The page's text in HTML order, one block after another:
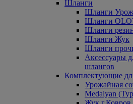
Шланги
Шланги
Шланги
Шланги
Шланги Жук
Шланги
Аксессуары
шлангов
Комплектующие
Урожайная
Medalyan